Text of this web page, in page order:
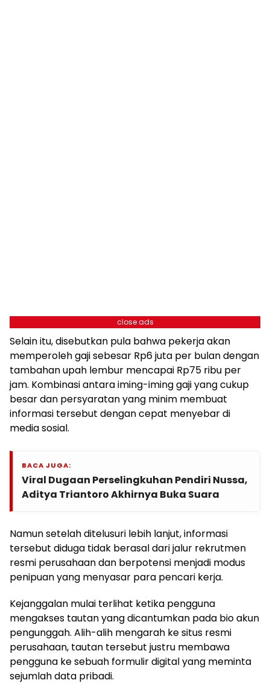
close ads
Selain itu, disebutkan pula bahwa pekerja akan
memperoleh gaji sebesar Rp6 juta per bulan dengan
tambahan upah lembur mencapai Rp75 ribu per
jam. Kombinasi antara iming-iming gaji yang cukup
besar dan persyaratan yang minim membuat
informasi tersebut dengan cepat menyebar di
media sosial.
BACA JUGA:
Viral Dugaan Perselingkuhan Pendiri Nussa,
Aditya Triantoro Akhirnya Buka Suara
Namun setelah ditelusuri lebih lanjut, informasi
tersebut diduga tidak berasal dari jalur rekrutmen
resmi perusahaan dan berpotensi menjadi modus
penipuan yang menyasar para pencari kerja.
Kejanggalan mulai terlihat ketika pengguna
mengakses tautan yang dicantumkan pada bio akun
pengunggah. Alih-alih mengarah ke situs resmi
perusahaan, tautan tersebut justru membawa
pengguna ke sebuah formulir digital yang meminta
sejumlah data pribadi.